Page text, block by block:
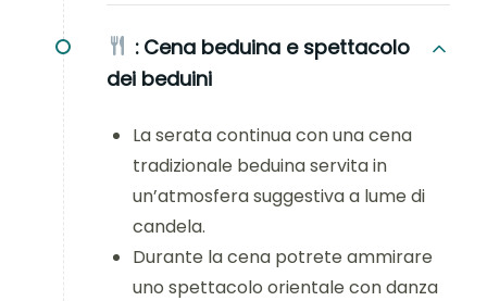
: Cena beduina e spettacolo
dei beduini
La serata continua con una cena
tradizionale beduina servita in
un’atmosfera suggestiva a lume di
candela.
Durante la cena potrete ammirare
uno spettacolo orientale con danza